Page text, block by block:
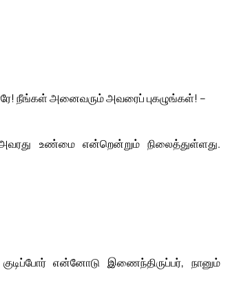
நீங்கள் அனைவரும் அவரைப் புகழுங்கள்! –
உண்மை என்றென்றும் நிலைத்துள்ளது.
என்னோடு இணைந்திருப்பர், நானும்